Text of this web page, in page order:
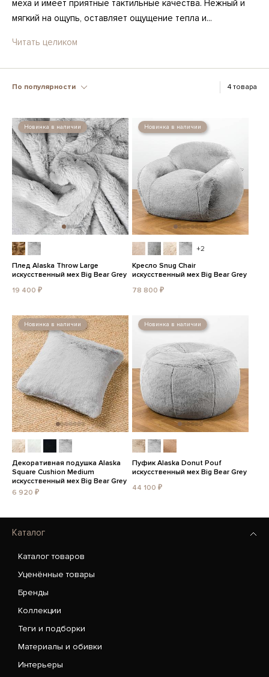
меха и имеет приятные тактильные качества. Нежный и
мягкий на ощупь, оставляет ощущение тепла и...
Читать целиком
По популярности 4 товара
Новинка в наличии
Плед Alaska Throw Large
искусственный мех Big Bear Grey
19 400 ₽
Новинка в наличии
+2
Кресло Snug Chair
искусственный мех Big Bear Grey
78 800 ₽
Новинка в наличии
Декоративная подушка Alaska
Square Cushion Medium
искусственный мех Big Bear Grey
6 920 ₽
Новинка в наличии
Пуфик Alaska Donut Pouf
искусственный мех Big Bear Grey
44 100 ₽
Каталог
Каталог товаров
Уценённые товары
Бренды
Коллекции
Теги и подборки
Материалы и обивки
Интерьеры